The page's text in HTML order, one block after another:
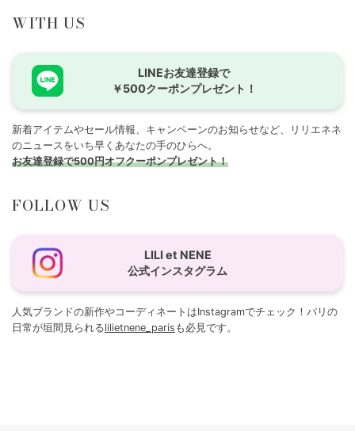
WITH US
LINEお友達登録で
￥500クーポンプレゼント！
新着アイテムやセール情報、キャンペーンのお知らせなど、リリエネネ
のニュースをいち早くあなたの手のひらへ。
お友達登録で500円オフクーポンプレゼント！
FOLLOW US
LILI et NENE
公式インスタグラム
人気ブランドの新作やコーディネートはInstagramでチェック！パリの
日常が垣間見られるlilietnene_paris も必見です。